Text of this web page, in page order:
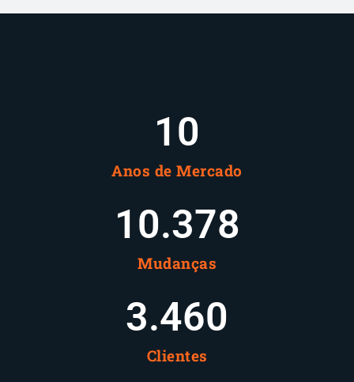
Anos de Mercado
10
Mudanças
10.378
Clientes
3.460